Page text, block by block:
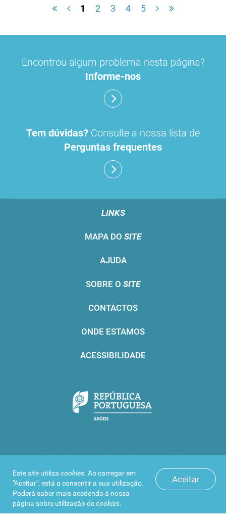
1 2 3 4 5
Aceitar
Estesite utiliza cookies. Ao carregar em
"Aceitar", está a consentir a sua utilização.
Poderá saber mais acedendo à nossa
página sobre utilização decookies.
Encontrou algum problema nesta página?
Informe-nos
Tem dúvidas? Consulte a nossa lista de
Perguntas frequentes
LINKS
MAPA DO SITE
AJUDA
SOBRE O SITE
CONTACTOS
ONDE ESTAMOS
ACESSIBILIDADE
Infarmed © 2016. Todos os direitos reservados